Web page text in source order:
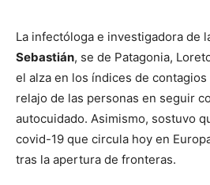
La infectóloga e investigadora de
Sebastián, se de Patagonia,
el alza en los índices de
relajo de las personas en seguir
autocuidado. Asimismo, sostuvo
covid-19 que circula hoy en
tras la apertura de fronteras.